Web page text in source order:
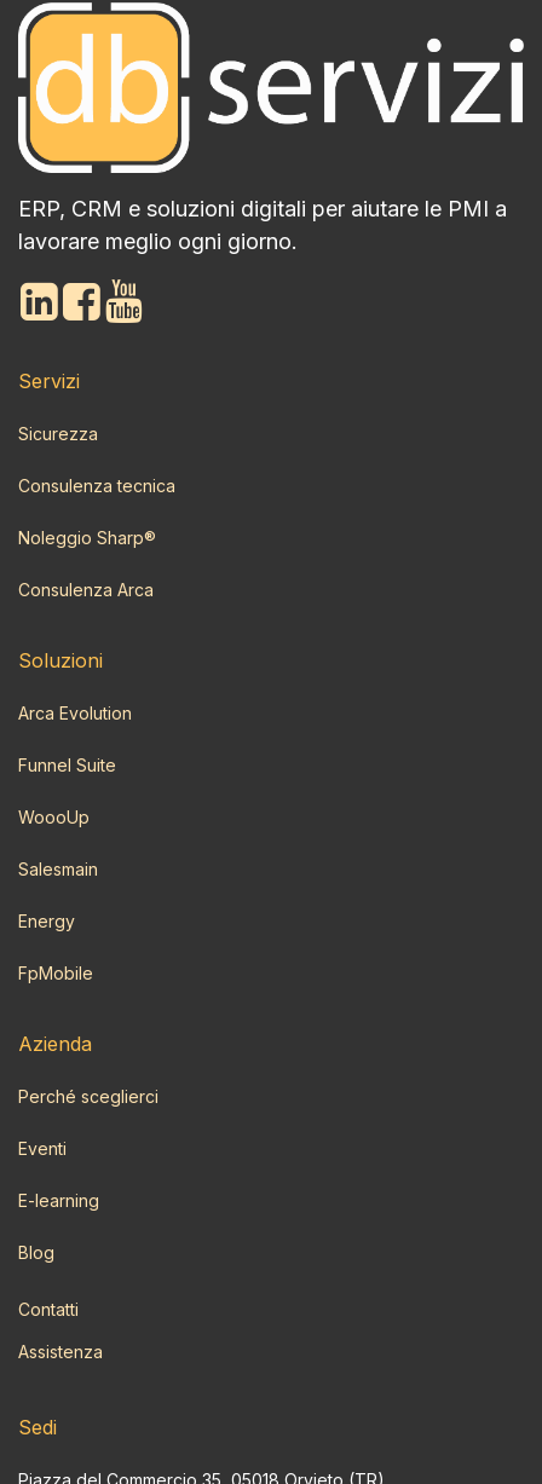
ERP, CRM e soluzioni digitali per aiutare le PMI a
lavorare meglio ogni giorno.
Servizi
Sicurezza
Consulenza tecnica
Noleggio Sharp®
Consulenza Arca
Soluzioni
Arca Evolution
Funnel Suite
WoooUp
Salesmain
Energy
FpMobile
Azi​enda
Perché sceglierci
Eventi
E-learning
Blog
Contatti
Assistenza
Sedi